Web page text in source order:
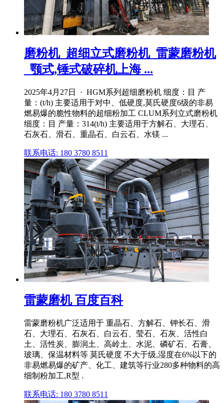
磨粉机_超细立式磨粉机_雷蒙磨粉机
_颚式,锤式破碎机上海 ...
2025年4月27日 · HGM系列超细磨粉机 细度：目 产
量：(t/h) 主要适用于对中、低硬度,莫氏硬度6级的非易
燃易爆的脆性物料的超细粉加工 CLUM系列立式磨粉机
细度：目 产量：314(t/h) 主要适用于方解石、大理石、
石灰石、滑石、重晶石、白云石、水镁 ...
联系电话: 180 3780 8511
雷蒙磨机 百度百科
雷蒙磨粉机广泛适用于 重晶石、方解石、钾长石、滑
石、大理石、石灰石、白云石、莹石、石灰、活性白
土、活性炭、膨润土、高岭土、水泥、磷矿石、石膏、
玻璃、保温材料等 莫氏硬度 不大于级,湿度在6%以下的
非易燃易爆的矿产、化工、建筑等行业280多种物料的高
细制粉加工,R型 .
联系电话: 180 3780 8511